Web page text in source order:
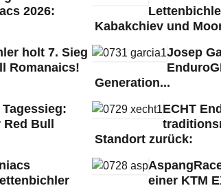
2026:
Kabakchiev und
holt 7. Sieg
Romanaics!
Josep
Generation...
Red Bull
ECHT
Standort zurück:
einer KTM